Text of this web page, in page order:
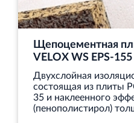
Щепоцементная
VELOX WS EPS-155
Двухслойная
состоящая из плиты
35 и наклеенного
(пенополистирол)